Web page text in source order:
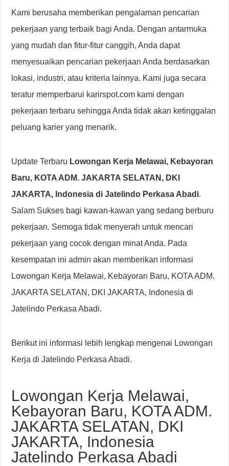
Kami berusaha memberikan pengalaman pencarian
pekerjaan yang terbaik bagi Anda. Dengan antarmuka
yang mudah dan fitur-fitur canggih, Anda dapat
menyesuaikan pencarian pekerjaan Anda berdasarkan
lokasi, industri, atau kriteria lainnya. Kami juga secara
teratur memperbarui karirspot.com kami dengan
pekerjaan terbaru sehingga Anda tidak akan ketinggalan
peluang karier yang menarik.
Update Terbaru Lowongan Kerja Melawai, Kebayoran
Baru, KOTA ADM. JAKARTA SELATAN, DKI
JAKARTA, Indonesia di Jatelindo Perkasa Abadi.
Salam Sukses bagi kawan-kawan yang sedang berburu
pekerjaan. Semoga tidak menyerah untuk mencari
pekerjaan yang cocok dengan minat Anda. Pada
kesempatan ini admin akan memberikan informasi
Lowongan Kerja Melawai, Kebayoran Baru, KOTA ADM.
JAKARTA SELATAN, DKI JAKARTA, Indonesia di
Jatelindo Perkasa Abadi.
Berikut ini informasi lebih lengkap mengenai Lowongan
Kerja di Jatelindo Perkasa Abadi.
Lowongan Kerja Melawai,
Kebayoran Baru, KOTA ADM.
JAKARTA SELATAN, DKI
JAKARTA, Indonesia
Jatelindo Perkasa Abadi